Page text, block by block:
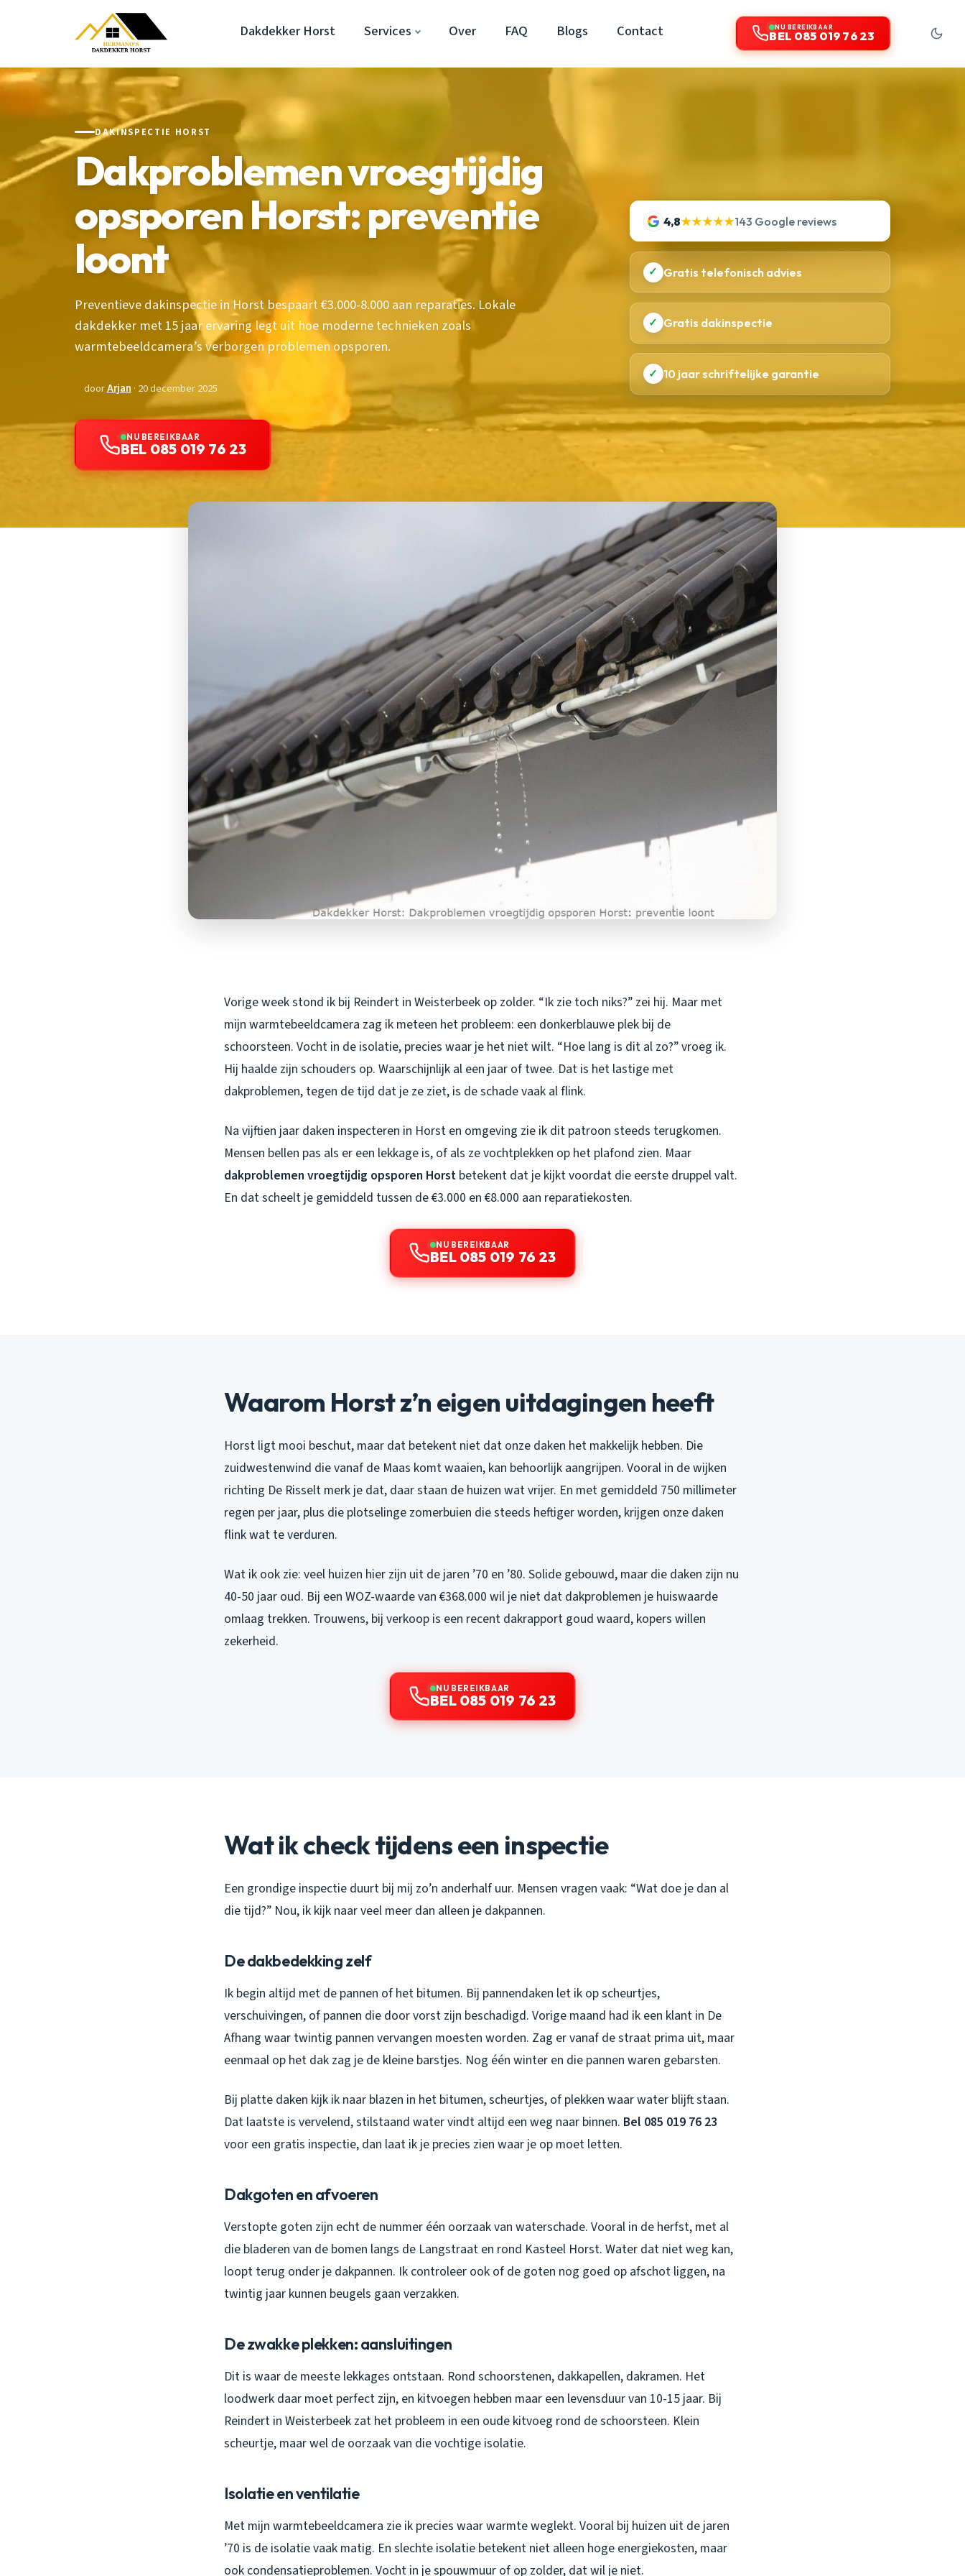
Dakdekker Horst Services Over FAQ Blogs Contact NU BEREIKBAAR
BEL 085 019 76 23
DAKINSPECTIE HORST
Dakproblemen vroegtijdig
opsporen Horst: preventie
loont
Preventieve dakinspectie in Horst bespaart €3.000-8.000 aan reparaties. Lokale
dakdekker met 15 jaar ervaring legt uit hoe moderne technieken zoals
warmtebeeldcamera’s verborgen problemen opsporen.
doorArjan · 20 december 2025
NU BEREIKBAAR
BEL 085 019 76 23
4,8★★★★★143 Google reviews
✓ Gratis telefonisch advies
✓ Gratis dakinspectie
✓ 10 jaar schriftelijke garantie
Vorige week stond ik bij Reindert in Weisterbeek op zolder. “Ik zie toch niks?” zei hij. Maar met
mijn warmtebeeldcamera zag ik meteen het probleem: een donkerblauwe plek bij de
schoorsteen. Vocht in de isolatie, precies waar je het niet wilt. “Hoe lang is dit al zo?” vroeg ik.
Hij haalde zijn schouders op. Waarschijnlijk al een jaar of twee. Dat is het lastige met
dakproblemen, tegen de tijd dat je ze ziet, is de schade vaak al flink.
Na vijftien jaar daken inspecteren in Horst en omgeving zie ik dit patroon steeds terugkomen.
Mensen bellen pas als er een lekkage is, of als ze vochtplekken op het plafond zien. Maar
dakproblemen vroegtijdig opsporen Horst betekent dat je kijkt voordat die eerste druppel valt.
En dat scheelt je gemiddeld tussen de €3.000 en €8.000 aan reparatiekosten.
NU BEREIKBAAR
BEL 085 019 76 23
Waarom Horst z’n eigen uitdagingen heeft
Horst ligt mooi beschut, maar dat betekent niet dat onze daken het makkelijk hebben. Die
zuidwestenwind die vanaf de Maas komt waaien, kan behoorlijk aangrijpen. Vooral in de wijken
richting De Risselt merk je dat, daar staan de huizen wat vrijer. En met gemiddeld 750 millimeter
regen per jaar, plus die plotselinge zomerbuien die steeds heftiger worden, krijgen onze daken
flink wat te verduren.
Wat ik ook zie: veel huizen hier zijn uit de jaren ’70 en ’80. Solide gebouwd, maar die daken zijn nu
40-50 jaar oud. Bij een WOZ-waarde van €368.000 wil je niet dat dakproblemen je huiswaarde
omlaag trekken. Trouwens, bij verkoop is een recent dakrapport goud waard, kopers willen
zekerheid.
NU BEREIKBAAR
BEL 085 019 76 23
Wat ik check tijdens een inspectie
Een grondige inspectie duurt bij mij zo’n anderhalf uur. Mensen vragen vaak: “Wat doe je dan al
die tijd?” Nou, ik kijk naar veel meer dan alleen je dakpannen.
De dakbedekking zelf
Ik begin altijd met de pannen of het bitumen. Bij pannendaken let ik op scheurtjes,
verschuivingen, of pannen die door vorst zijn beschadigd. Vorige maand had ik een klant in De
Afhang waar twintig pannen vervangen moesten worden. Zag er vanaf de straat prima uit, maar
eenmaal op het dak zag je de kleine barstjes. Nog één winter en die pannen waren gebarsten.
Bij platte daken kijk ik naar blazen in het bitumen, scheurtjes, of plekken waar water blijft staan.
Dat laatste is vervelend, stilstaand water vindt altijd een weg naar binnen. Bel 085 019 76 23
voor een gratis inspectie, dan laat ik je precies zien waar je op moet letten.
Dakgoten en afvoeren
Verstopte goten zijn echt de nummer één oorzaak van waterschade. Vooral in de herfst, met al
die bladeren van de bomen langs de Langstraat en rond Kasteel Horst. Water dat niet weg kan,
loopt terug onder je dakpannen. Ik controleer ook of de goten nog goed op afschot liggen, na
twintig jaar kunnen beugels gaan verzakken.
De zwakke plekken: aansluitingen
Dit is waar de meeste lekkages ontstaan. Rond schoorstenen, dakkapellen, dakramen. Het
loodwerk daar moet perfect zijn, en kitvoegen hebben maar een levensduur van 10-15 jaar. Bij
Reindert in Weisterbeek zat het probleem in een oude kitvoeg rond de schoorsteen. Klein
scheurtje, maar wel de oorzaak van die vochtige isolatie.
Isolatie en ventilatie
Met mijn warmtebeeldcamera zie ik precies waar warmte weglekt. Vooral bij huizen uit de jaren
’70 is de isolatie vaak matig. En slechte isolatie betekent niet alleen hoge energiekosten, maar
ook condensatieproblemen. Vocht in je spouwmuur of op zolder, dat wil je niet.